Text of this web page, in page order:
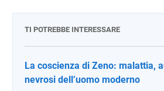
TI POTREBBE INTERESSARE
La coscienza di Zeno: malattia,
nevrosi dell’uomo moderno